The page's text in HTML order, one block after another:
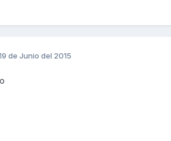
de Junio del 2015